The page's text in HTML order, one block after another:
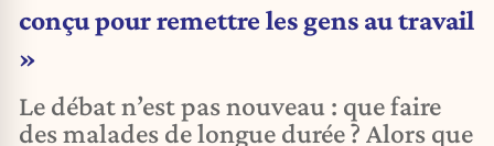
conçu pour remettre les gens au travail
»
Le débat n’est pas nouveau : que faire
des malades de longue durée ? Alors que